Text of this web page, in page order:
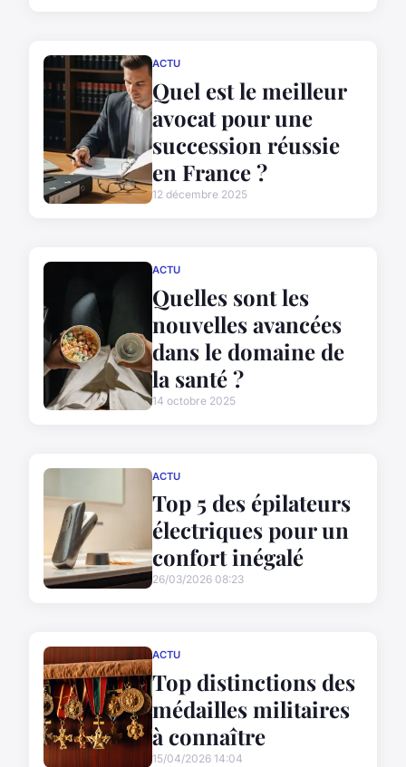
ACTU
Quel est le meilleur
avocat pour une
succession réussie
en France ?
12 décembre 2025
ACTU
Quelles sont les
nouvelles avancées
dans le domaine de
la santé ?
14 octobre 2025
ACTU
Top 5 des épilateurs
électriques pour un
confort inégalé
26/03/2026 08:23
ACTU
Top distinctions des
médailles militaires
à connaître
15/04/2026 14:04